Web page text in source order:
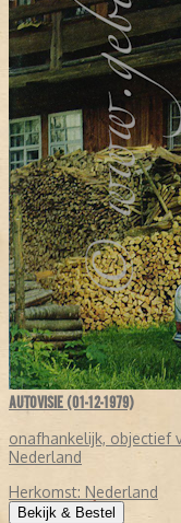
AUTOVISIE (01-12-1979)
onafhankelijk, objectief
Nederland
Herkomst: Nederland
Bekijk & Bestel